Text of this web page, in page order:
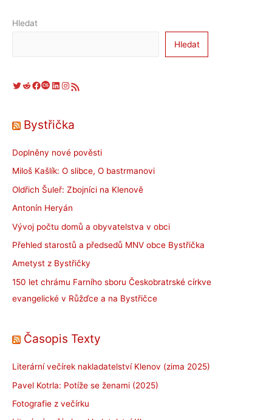
Hledat
Hledat
Twitter Reddit Facebook Last.fm LinkedIn Instagram RSS zdroj
Bystřička
Doplněny nové pověsti
Miloš Kašlík: O slibce, O bastrmanovi
Oldřich Šuleř: Zbojníci na Klenově
Antonín Heryán
Vývoj počtu domů a obyvatelstva v obci
Přehled starostů a předsedů MNV obce Bystřička
Ametyst z Bystřičky
150 let chrámu Farního sboru Českobratrské církve
evangelické v Růžďce a na Bystřičce
Časopis Texty
Literární večírek nakladatelství Klenov (zima 2025)
Pavel Kotrla: Potíže se ženami (2025)
Fotografie z večírku